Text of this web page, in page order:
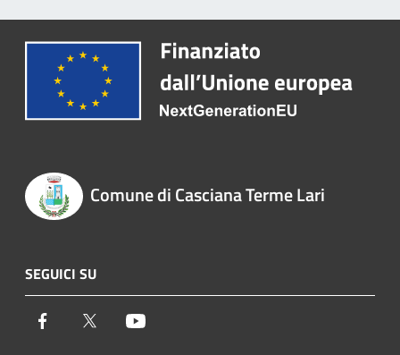
Comune di Casciana Terme Lari
SEGUICI SU
Facebook Twitter